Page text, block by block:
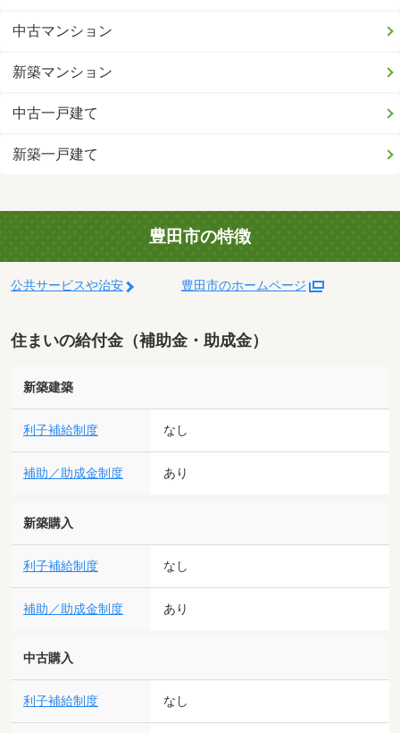
中古マンション
新築マンション
中古一戸建て
新築一戸建て
豊田市の特徴
公共サービスや治安 豊田市のホームページ
住まいの給付金（補助金・助成金）
新築建築
利子補給制度 なし
補助／助成金制度 あり
新築購入
利子補給制度 なし
補助／助成金制度 あり
中古購入
利子補給制度 なし